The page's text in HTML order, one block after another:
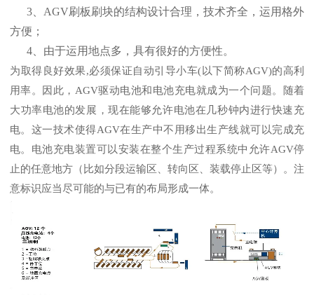
3、AGV刷板刷块的结构设计合理，技术齐全，运用格外
方便；
4、由于运用地点多，具有很好的方便性。
为取得良好效果,必须保证自动引导小车(以下简称AGV)的高利
用率。因此，AGV驱动电池和电池充电就成为一个问题。随着
大功率电池的发展，现在能够允许电池在几秒钟内进行快速充
电。这一技术使得AGV在生产中不用移出生产线就可以完成充
电。电池充电装置可以安装在整个生产过程系统中允许AGV停
止的任意地方（比如分段运输区、转向区、装载停止区等）。注
意标识应当尽可能的与已有的布局形成一体。